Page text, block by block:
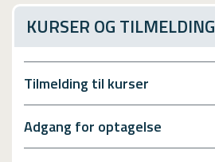
KURSER OG TILMELDING
Tilmelding til kurser
Adgang for optagelse